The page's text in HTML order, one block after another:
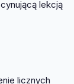
lekcją
licznych